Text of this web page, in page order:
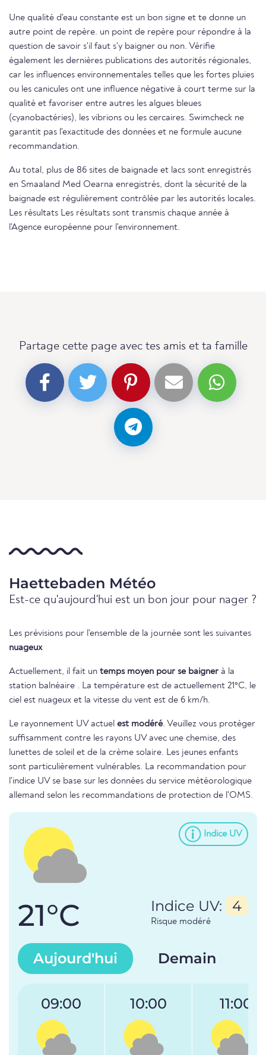
Une qualité d'eau constante est un bon signe et te donne un
autre point de repère. un point de repère pour répondre à la
question de savoir s'il faut s'y baigner ou non. Vérifie
également les dernières publications des autorités régionales,
car les influences environnementales telles que les fortes pluies
ou les canicules ont une influence négative à court terme sur la
qualité et favoriser entre autres les algues bleues
(cyanobactéries), les vibrions ou les cercaires. Swimcheck ne
garantit pas l'exactitude des données et ne formule aucune
recommandation.
Au total, plus de 86 sites de baignade et lacs sont enregistrés
en Smaaland Med Oearna enregistrés, dont la sécurité de la
baignade est régulièrement contrôlée par les autorités locales.
Les résultats Les résultats sont transmis chaque année à
l'Agence européenne pour l'environnement.
Partage cette page avec tes amis et ta famille
Haettebaden Météo
Est-ce qu'aujourd'hui est un bon jour pour nager ?
Les prévisions pour l'ensemble de la journée sont les suivantes
nuageux
Actuellement, il fait un temps moyen pour se baigner à la
station balnéaire . La température est de actuellement 21°C, le
ciel est nuageux et la vitesse du vent est de 6 km/h.
Le rayonnement UV actuel est modéré. Veuillez vous protéger
suffisamment contre les rayons UV avec une chemise, des
lunettes de soleil et de la crème solaire. Les jeunes enfants
sont particulièrement vulnérables. La recommandation pour
l'indice UV se base sur les données du service météorologique
allemand selon les recommandations de protection de l'OMS.
Indice UV
21°C Indice UV: 4
Risque modéré
Aujourd'hui Demain
09:00 10:00 11:00